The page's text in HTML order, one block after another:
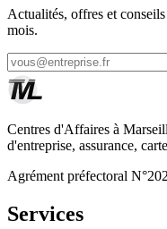
Actualités, offres et
mois.
Centres d'Affaires à
d'entreprise, assurance,
Agrément préfectoral
Services